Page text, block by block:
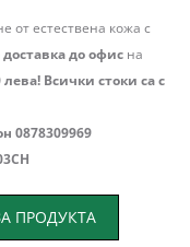
от естествена кожа с
до офис на
лева! Всички стоки са с
0878309969
ПРОДУКТА